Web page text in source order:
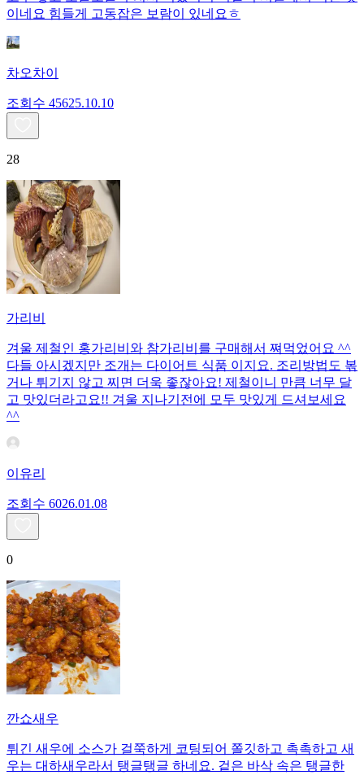
이네요 힘들게 고동잡은 보람이 있네요ㅎ
차오차이
조회수 45625.10.10
28
가리비
겨울 제철인 홍가리비와 참가리비를 구매해서 쪄먹었어요 ^^
다들 아시겠지만 조개는 다이어트 식품 이지요. 조리방법도 볶
거나 튀기지 않고 찌면 더욱 좋잖아요! 제철이니 만큼 너무 달
고 맛있더라고요!! 겨울 지나기전에 모두 맛있게 드셔보세요
^^
이유리
조회수 6026.01.08
0
깐쇼새우
튀긴 새우에 소스가 걸쭉하게 코팅되어 쫄깃하고 촉촉하고 새
우는 대하새우라서 탱글탱글 하네요. 겉은 바삭 속은 탱글한